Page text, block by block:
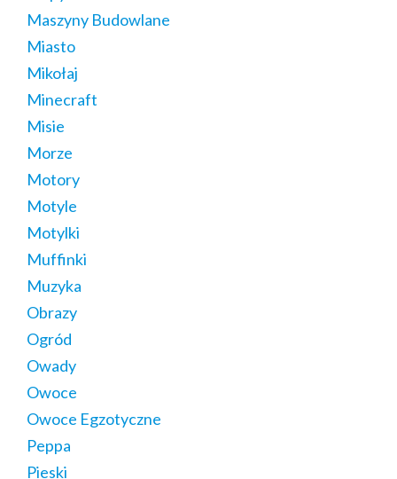
Maszyny Budowlane
Miasto
Mikołaj
Minecraft
Misie
Morze
Motory
Motyle
Motylki
Muffinki
Muzyka
Obrazy
Ogród
Owady
Owoce
Owoce Egzotyczne
Peppa
Pieski